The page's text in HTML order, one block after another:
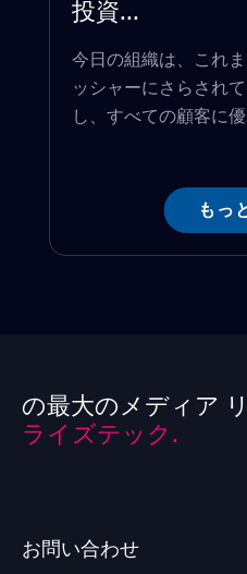
投資...
今日の組織は、これ
ッシャーにさらされ
し、すべての顧客に優
もっ
の最大のメディア
ライズテック.
お問い合わせ